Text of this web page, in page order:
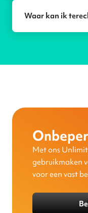
Waar kan ik
Met ons
gebruikmaken
voor een vast